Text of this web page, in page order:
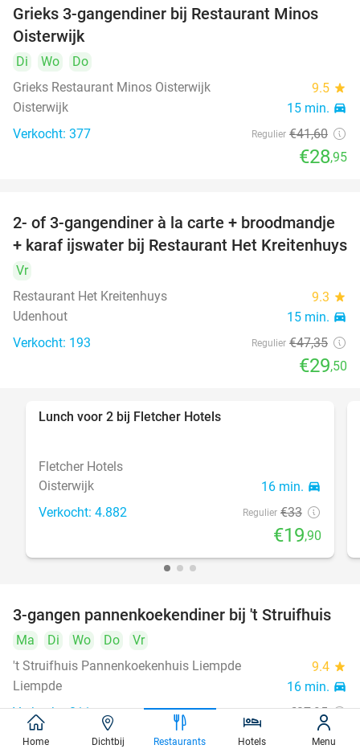
30%
Grieks 3-gangendiner bij Restaurant Minos
Oisterwijk
Di Wo
Do
Grieks Restaurant Minos Oisterwijk
9.5 star
Oisterwijk 15 min. directions_car
Verkocht: 377 Regulier €41,60
€28,95
38%
2- of 3-gangendiner à la carte + broodmandje
+ karaf ijswater bij Restaurant Het Kreitenhuys
Vr
Restaurant Het Kreitenhuys
9.3 star
Udenhout 15 min. directions_car
Verkocht: 193 Regulier €47,35
€29,50
Lunch voor 2 bij Fletcher Hotels
Fletcher Hotels
Oisterwijk
16 min. directions_car
Verkocht: 4.882 Regulier €33
€19,90
43%
3-gangen pannenkoekendiner bij 't Struifhuis
Ma Di Wo Do
Vr
't Struifhuis Pannenkoekenhuis Liempde
9.4 star
Liempde 16 min. directions_car
Verkocht: 811 €27,95
€15,95
Home Dichtbij Restaurants Hotels Menu